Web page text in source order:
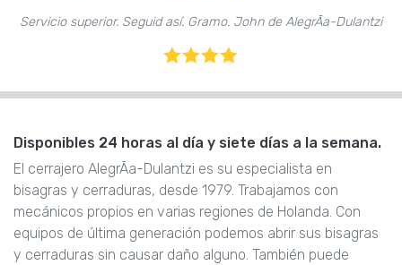
Servicio superior. Seguid así. Gramo. John de AlegrÃ­a-Dulantzi
Disponibles 24 horas al día y siete días a la semana.
El cerrajero AlegrÃ­a-Dulantzi es su especialista en
bisagras y cerraduras, desde 1979. Trabajamos con
mecánicos propios en varias regiones de Holanda. Con
equipos de última generación podemos abrir sus bisagras
y cerraduras sin causar daño alguno. También puede